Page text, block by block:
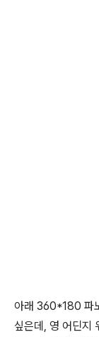
아래 360*180 파
싶은데, 영 어딘지